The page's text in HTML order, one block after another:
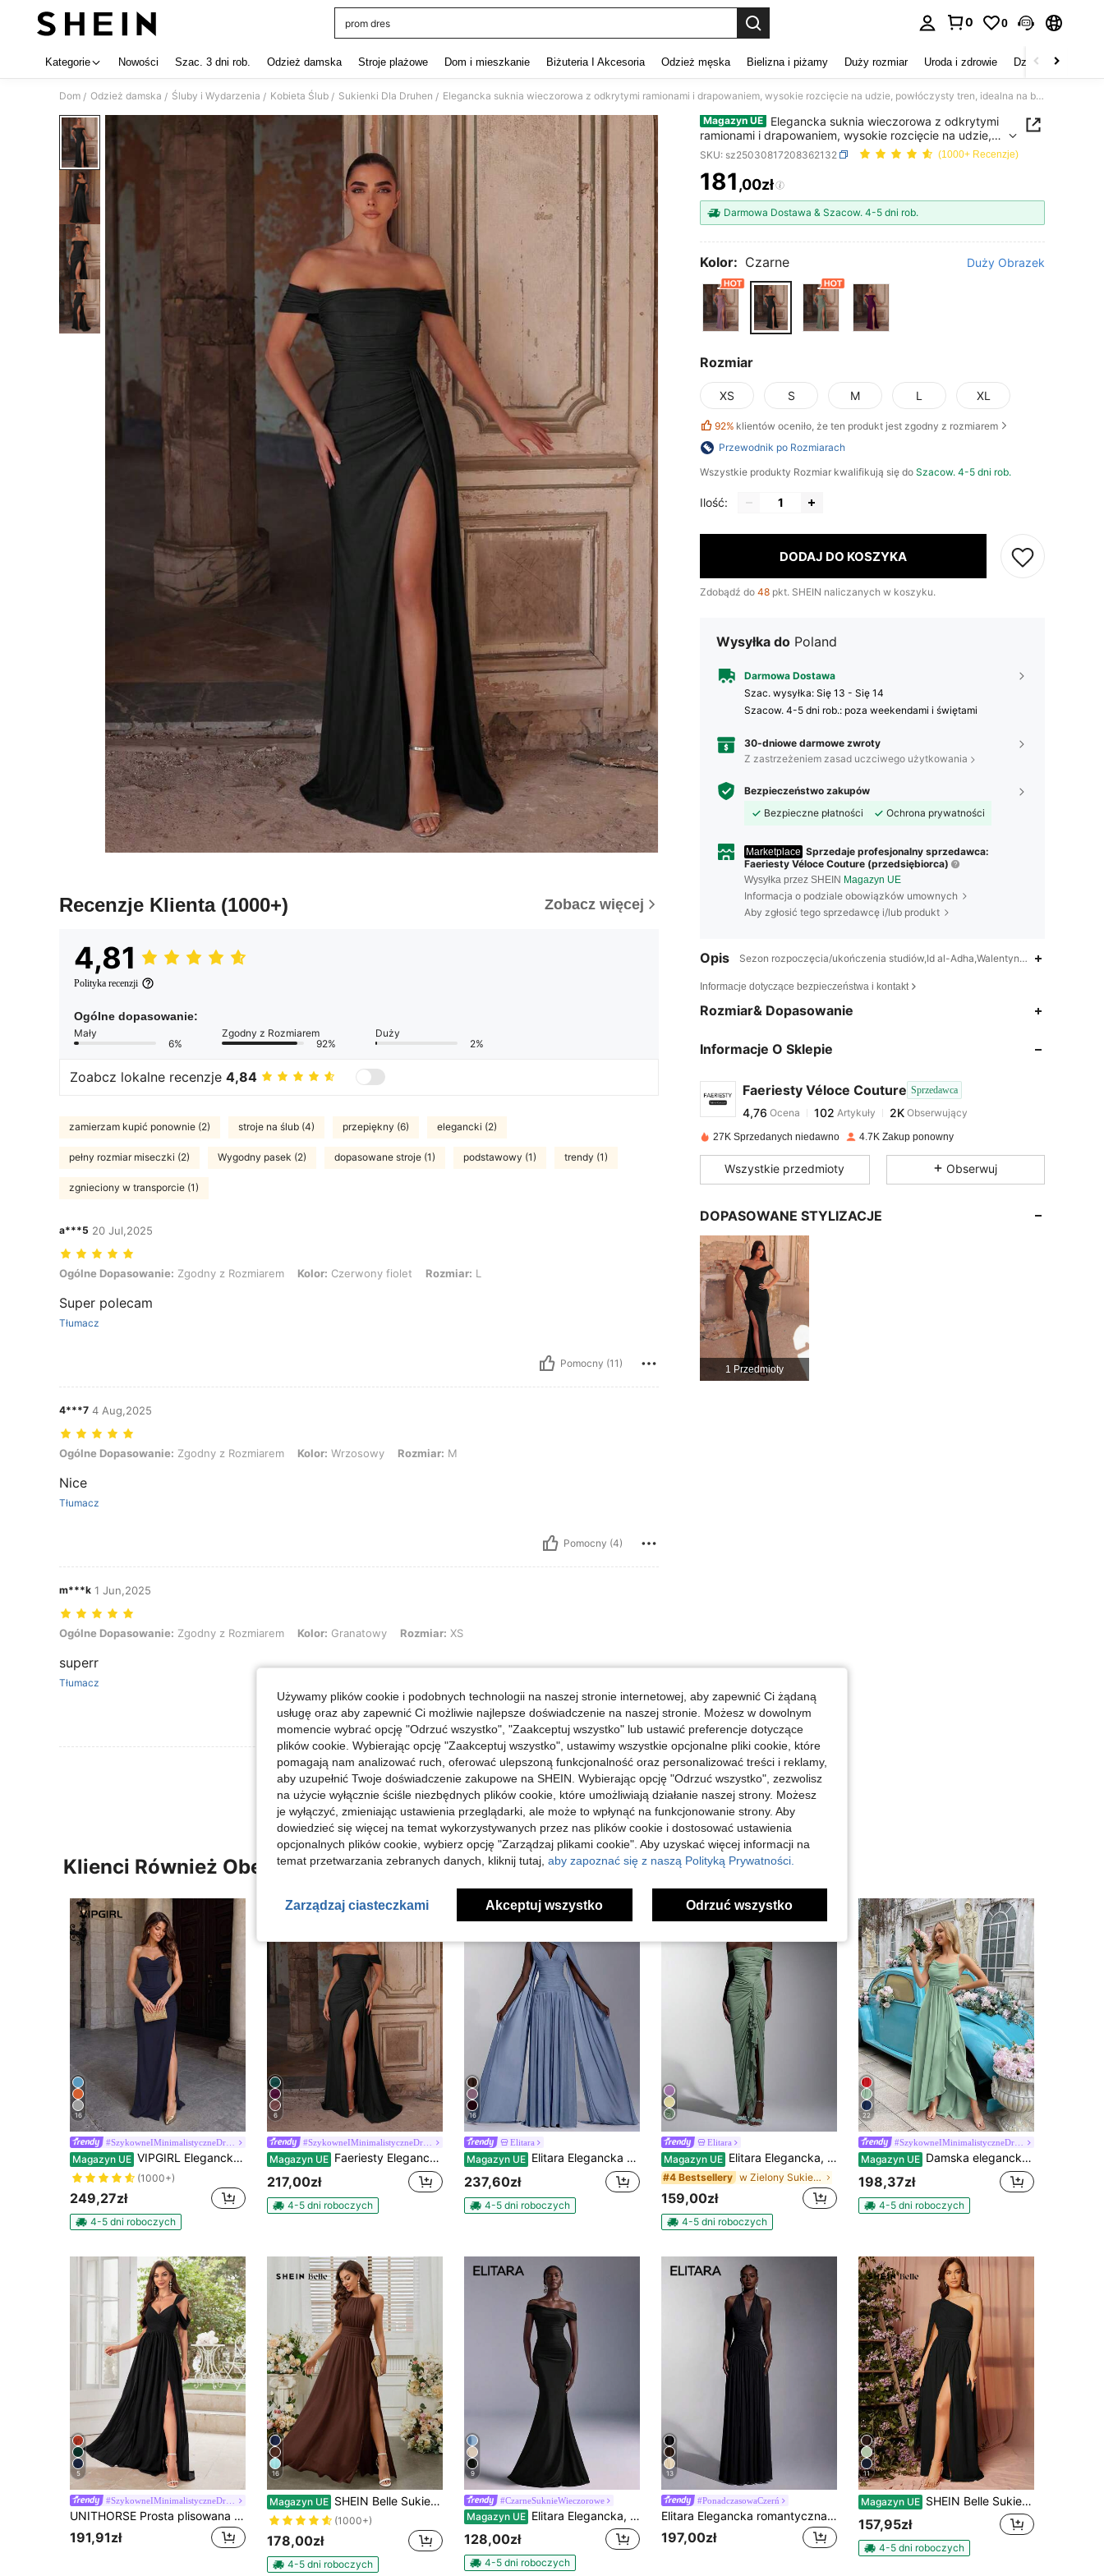
prom dres
0 0
Kategorie Nowości Szac. 3 dni rob. Odzież damska Stroje plażowe Dom i mieszkanie Biżuteria I Akcesoria Odzież męska Bielizna i piżamy Duży rozmiar Uroda i zdrowie Dzieci
Dom / Odzież damska / Śluby i Wydarzenia / Kobieta Ślub / Sukienki Dla Druhen / Elegancka suknia wieczorowa z odkrytymi ramionami i drapowaniem, wysokie rozcięcie na udzie, powłóczysty tren, idealna na bal, urodziny i specjalne okazje
Recenzje Klienta (1000+) Zobacz więcej
4,81
Polityka recenzji
Ogólne dopasowanie:
Mały
6%
Zgodny z Rozmiarem
92%
Duży
2%
Zoabcz lokalne recenzje 4,84
zamierzam kupić ponownie (2) stroje na ślub (4) przepiękny (6) elegancki (2)
pełny rozmiar miseczki (2) Wygodny pasek (2) dopasowane stroje (1) podstawowy (1) trendy (1)
zgnieciony w transporcie (1)
a***5 20 Jul,2025
Ogólne Dopasowanie: Zgodny z Rozmiarem, Kolor: Czerwony fiolet, Rozmiar: L
Ogólne Dopasowanie: Zgodny z Rozmiarem Kolor: Czerwony fiolet Rozmiar: L
Super polecam
Tłumacz
Pomocny (11)
4***7 4 Aug,2025
Ogólne Dopasowanie: Zgodny z Rozmiarem, Kolor: Wrzosowy, Rozmiar: M
Ogólne Dopasowanie: Zgodny z Rozmiarem Kolor: Wrzosowy Rozmiar: M
Nice
Tłumacz
Pomocny (4)
m***k 1 Jun,2025
Ogólne Dopasowanie: Zgodny z Rozmiarem, Kolor: Granatowy, Rozmiar: XS
Ogólne Dopasowanie: Zgodny z Rozmiarem Kolor: Granatowy Rozmiar: XS
superr
Tłumacz
Pomocny (8)
Zobacz Więcej Opinii
Magazyn UE
Elegancka suknia wieczorowa z odkrytymi
ramionami i drapowaniem, wysokie rozcięcie na udzie,
powłóczysty tren, idealna na bal, urodziny i specjalne
okazje
SKU: sz25030817208362132 (1000+ Recenzje)
PRICE AND AVAILABILITY
181,00zł
Darmowa Dostawa & Szacow. 4-5 dni rob.
Kolor: Czarne Duży Obrazek
Rozmiar
XS S M L XL
92% klientów oceniło, że ten produkt jest zgodny z rozmiarem
Przewodnik po Rozmiarach
Wszystkie produkty Rozmiar kwalifikują się do Szacow. 4-5 dni rob.
Ilość:
DODAJ DO KOSZYKA
Zdobądź do 48 pkt. SHEIN naliczanych w koszyku.
Wysyłka do Poland
Darmowa Dostawa
Szac. wysyłka: Się 13 - Się 14
Szacow. 4-5 dni rob.: poza weekendami i świętami
30-dniowe darmowe zwroty
Z zastrzeżeniem zasad uczciwego użytkowania
Bezpieczeństwo zakupów
Bezpieczne płatności
Ochrona prywatności
Marketplace Sprzedaje profesjonalny sprzedawca:
Faeriesty Véloce Couture (przedsiębiorca)
Wysyłka przez SHEIN Magazyn UE
Informacja o podziale obowiązków umownych
Aby zgłosić tego sprzedawcę i/lub produkt
Opis Sezon rozpoczęcia/ukończenia studiów,Id al-Adha,Walentynki,Ramadan,Id al-
Informacje dotyczące bezpieczeństwa i kontakt
Rozmiar& Dopasowanie
Informacje O Sklepie
Faeriesty Véloce Couture Sprzedawca
4,76 102
4,76 Ocena Obserwujący
d***r zapłacono1 dzień temu
4,76
4,76
4,76
27K Sprzedanych niedawno 4.7K Zakup ponowny
Wszystkie przedmioty Obserwuj
DOPASOWANE STYLIZACJE
1 Przedmioty
Klienci Również Obejrzeli
16
Magazyn UE VIPGIRL Elegancka sukienka dla druhny: dopasowana satynowa sukienka bez ramiączek z talią ściągającą i drapowaną linią talii – minimalistyczna luksusowa formalna suknia wieczorowa na jesień
(1000+)
249,27zł
4-5 dni roboczych
6
Magazyn UE Faeriesty Elegancka długa sukienka druhenki z odkrytymi ramionami i falbanami, dopasowana dzianinowa, idealna dla druhen, na formalne przyjęcia i ślub, czarna, jesienna
217,00zł
4-5 dni roboczych
16
Elitara
Magazyn UE Elitara Elegancka granatowa błyszcząca spódnica z siateczki z dekoltem w serek, marszczeniem i super szerokim dołem w linii A (odpinany zwisający z szyfonu), odpowiednia na randki, imprezy dla singli, wesela, wydarzenia, sukienki dla druhen
237,60zł
4-5 dni roboczych
Elitara
Magazyn UE Elitara Elegancka, romantyczna, modna zielona elastyczna siateczka z odkrytymi ramionami, marszczeniami i ozdobnym rozcięciem z przodu, elegancka sukienka na imprezę, sukienka dla gościa weselnego, zielona sukienka, modna i pełna wdzięku sukienka dla druhny
#4 Bestsellery w Zielony Sukienki dla druhen
159,00zł
4-5 dni roboczych
22
Magazyn UE Damska elegancka długa suknia wieczorowa o kroju A z szyfonu, formalna, dla gościa weselnego i druhny, na przyjęcie koktajlowe i zakończenie studiów, wiosna, lato, jesień
198,37zł
4-5 dni roboczych
5
UNITHORSE Prosta plisowana sukienka z satynowego szyfonu z odkrytymi ramionami, dekoltem w serce i rozcięciem na dole, sukienka druhny ślubna, czarna, wiosna/jesień
191,91zł
16
Magazyn UE SHEIN Belle Sukienka dla druhny z odkrytymi plecami i wysokim rozcięciem w talii (dla dorosłych)
(1000+)
178,00zł
4-5 dni roboczych
9
#CzarneSuknieWieczorowe
Magazyn UE Elitara Elegancka, marszczona sukienka syrenka z odkrytymi ramionami, odpowiednia na wesela, imprezy, wakacje, bale maturalne, dla druhen (dorosłych)
128,00zł
4-5 dni roboczych
13
#PonadczasowaCzerń
Elitara Elegancka romantyczna modna sukienka imprezowa z elastycznej siateczki z dekoltem halter, marszczeniami i dekoracją, fason A, pomarańczowa, sukienka dla gościa weselnego, elegancka sukienka druhniki
197,00zł
11
Magazyn UE SHEIN Belle Sukienka damska w jednolitym kolorze z ukośnymi ramionami i rozcięciem w talii
157,95zł
4-5 dni roboczych
Używamy plików cookie i podobnych technologii na naszej stronie internetowej, aby zapewnić Ci żądaną
usługę oraz aby zapewnić Ci możliwie najlepsze doświadczenie na naszej stronie. Możesz w dowolnym
momencie wybrać opcję "Odrzuć wszystko", "Zaakceptuj wszystko" lub ustawić preferencje dotyczące
plików cookie. Wybierając opcję "Zaakceptuj wszystko", ustawimy wszystkie opcjonalne pliki cookie, które
pomagają nam analizować ruch, oferować ulepszoną funkcjonalność oraz personalizować treści i reklamy,
aby uzupełnić Twoje doświadczenie zakupowe na SHEIN. Wybierając opcję "Odrzuć wszystko", zezwolisz
na użycie wyłącznie ściśle niezbędnych plików cookie, które umożliwiają działanie naszej strony. Możesz
je wyłączyć, zmieniając ustawienia przeglądarki, ale może to wpłynąć na funkcjonowanie strony. Aby
dowiedzieć się więcej na temat wykorzystywanych przez nas plików cookie i dostosować ustawienia
opcjonalnych plików cookie, wybierz opcję "Zarządzaj plikami cookie". Aby uzyskać więcej informacji na
temat przetwarzania zebranych danych, kliknij tutaj, aby zapoznać się z naszą Polityką Prywatności.
Zarządzaj ciasteczkami Akceptuj wszystko Odrzuć wszystko